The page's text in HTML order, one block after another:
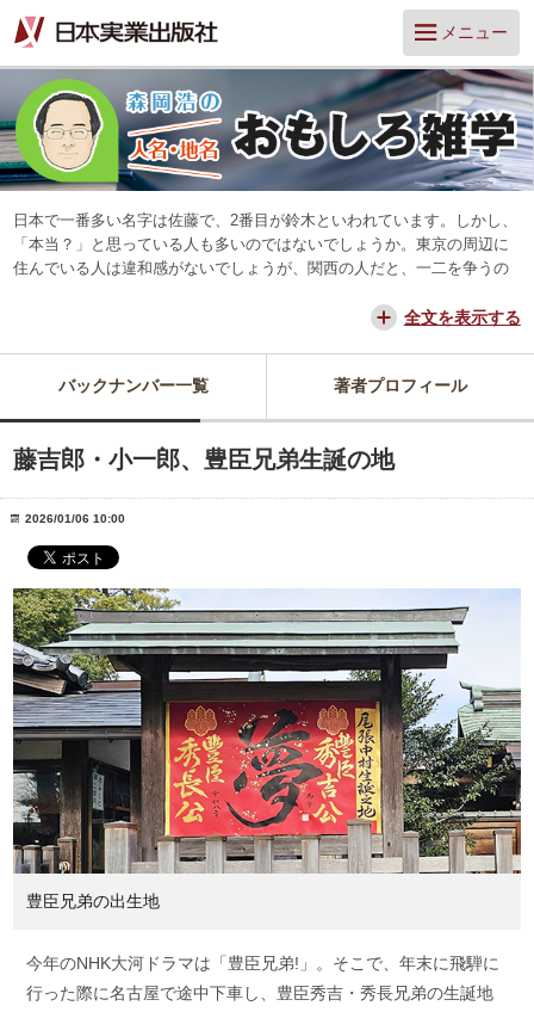
メニュー
日本で一番多い名字は佐藤で、2番目が鈴木といわれています。しかし、
「本当？」と思っている人も多いのではないでしょうか。東京の周辺に
住んでいる人は違和感がないでしょうが、関西の人だと、一二を争うの
交通が便利になって、東京からだと、離島や山中を除いてほとんどの所
思っています。
全文を表示する
バックナンバー一覧 著者プロフィール
藤吉郎・小一郎、豊臣兄弟生誕の地
2026/01/06 10:00
豊臣兄弟の出生地
今年のNHK大河ドラマは「豊臣兄弟!」。そこで、年末に飛騨に
行った際に名古屋で途中下車し、豊臣秀吉・秀長兄弟の生誕地